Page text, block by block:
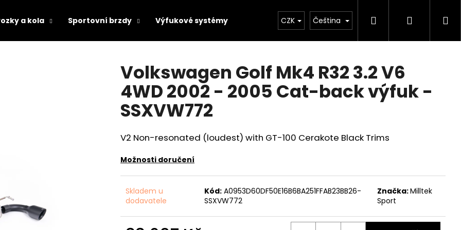
a kola Sportovní brzdy Výfukové systémy Chiptuning Projekty Exteriér Ostatní
CZK Čeština Hledat
Volkswagen Golf Mk4 R32 3.2 V6
4WD 2002 - 2005 Cat-back výfuk -
SSXVW772
V2 Non-resonated (loudest) with GT-100 Cerakote Black Trims
Možnosti doručení
Skladem u
dodavatele
Kód: A0953D60DF50E16B6BA251FFAB23BB26-
SSXVW772
Značka:Milltek
Sport
HLEDAT
Následující